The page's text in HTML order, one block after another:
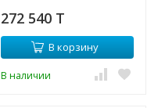
272 540 T
В корзину
В наличии